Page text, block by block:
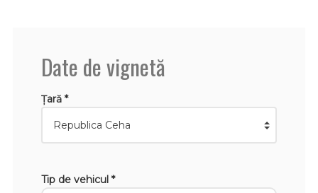
Date de vignetă
Țară *
Tip de vehicul *